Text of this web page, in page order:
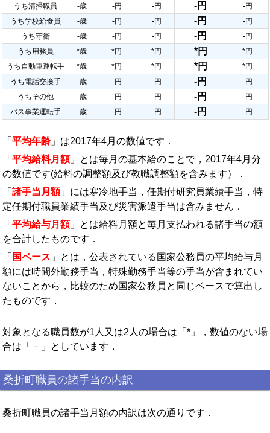
うち清掃職員
-歳 -円 -円 -円
-円
うち学校給食員
-歳 -円 -円 -円
-円
うち守衛
-歳 -円 -円 -円
-円
うち用務員
*歳 *円 *円 *円
*円
うち自動車運転手
*歳 *円 *円 *円
*円
うち電話交換手
-歳 -円 -円 -円
-円
うちその他
-歳 -円 -円 -円
-円
バス事業運転手
-歳 -円 -円 -円 -円
「 平均年齢 」は2017年4月の数値です．
「 平均給料月額」とは毎月の基本給のことで，2017年4月分
の数値です(給料の調整額及び教職調整額を含みます）．
「 諸手当月額」には寒冷地手当，任期付研究員業績手当，特
定任期付職員業績手当及び災害派遣手当は含みません．
「 平均給与月額」とは給料月額と毎月支払われる諸手当の額
を合計したものです．
「 国ベース 」とは，公表されている国家公務員の平均給与月
額には時間外勤務手当，特殊勤務手当等の手当が含まれてい
ないことから，比較のため国家公務員と同じベースで算出し
たものです．
対象となる職員数が1人又は2人の場合は「*」，数値のない場
合は「－」としています．
桑折町職員の諸手当の内訳
桑折町職員の諸手当月額の内訳は次の通りです．